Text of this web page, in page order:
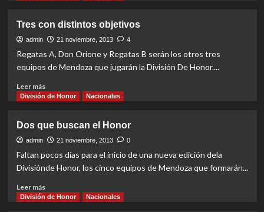
se
vive
la
División
Honor
2013
Tres con distintos objetivos
admin 21 noviembre, 2013 4
Regatas A, Don Orione y Regatas B serán los otros tres
equipos de Mendoza que jugarán la División De Honor....
Leer másRead
more
con
distintos
objetivos
División de Honor Nacionales
Dos que buscan el Honor
admin 21 noviembre, 2013 0
Faltan pocos días para el inicio de una nueva edición dela
Divisiónde Honor, los cinco equipos de Mendoza que formarán...
Leer másRead
more
División de Honor Nacionales